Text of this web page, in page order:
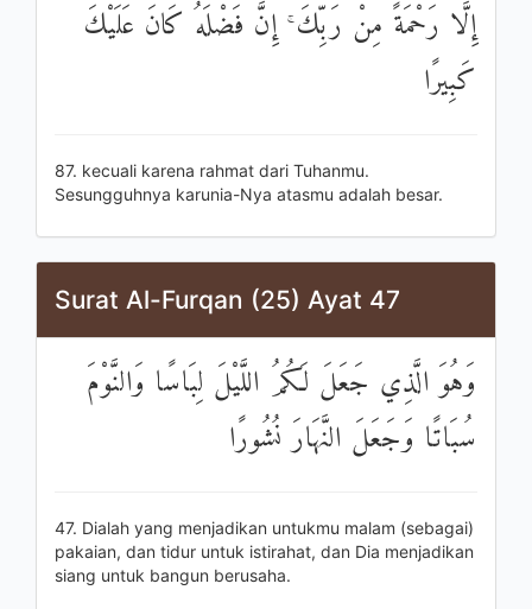
إِلَّا رَحْمَةً مِنْ رَبِّكَ ۚ إِنَّ فَضْلَهُ كَانَ عَلَيْكَ
كَبِيرًا
87. kecuali karena rahmat dari Tuhanmu.
Sesungguhnya karunia-Nya atasmu adalah besar.
Surat Al-Furqan (25) Ayat 47
وَهُوَ الَّذِي جَعَلَ لَكُمُ اللَّيْلَ لِبَاسًا وَالنَّوْمَ
سُبَاتًا وَجَعَلَ النَّهَارَ نُشُورًا
47. Dialah yang menjadikan untukmu malam (sebagai)
pakaian, dan tidur untuk istirahat, dan Dia menjadikan
siang untuk bangun berusaha.